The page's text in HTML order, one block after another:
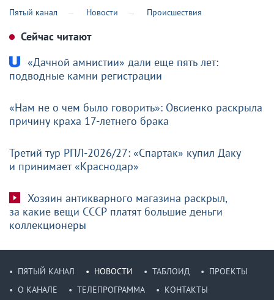
Пятый канал Новости Происшествия
Сейчас читают
«Дачной амнистии» дали еще пять лет:
подводные камни регистрации
«Нам не о чем было говорить»: Овсиенко раскрыла
причину краха 17-летнего брака
Третий тур РПЛ-2026/27: «Спартак» купил Даку
и принимает «Краснодар»
Хозяин антикварного магазина раскрыл,
за какие вещи СССР платят большие деньги
коллекционеры
ПЯТЫЙ КАНАЛ НОВОСТИ ТАБЛОИД
ПРОЕКТЫ
О КАНАЛЕ
ТЕЛЕПРОГРАММА КОНТАКТЫ